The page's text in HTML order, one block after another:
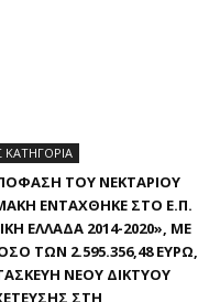
ΚΑΤΗΓΟΡΊΑ
ΤΟΥ ΝΕΚΤΆΡΙΟΥ
ΕΝΤΆΧΘΗΚΕ ΣΤΟ Ε.Π.
ΕΛΛΆΔΑ 2014-2020», ΜΕ
ΤΩΝ 2.595.356,48 ΕΥΡΏ,
ΝΈΟΥ ΔΙΚΤΎΟΥ
ΣΤΗ